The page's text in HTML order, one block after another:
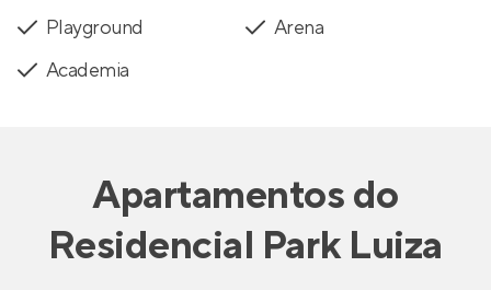
Playground
Arena
Academia
Apartamentosdo
Residencial Park Luiza